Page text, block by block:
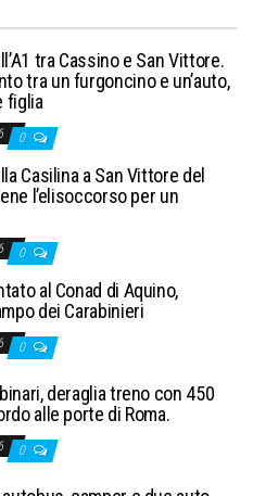
tra Cassino e San Vittore.
tra un furgoncino e un’auto,
figlia
0
Casilina a San Vittore del
l’elisoccorso per un
0
al Conad di Aquino,
dei Carabinieri
0
deraglia treno con 450
alle porte di Roma.
0